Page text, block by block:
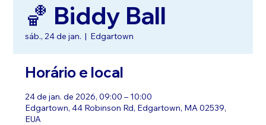
🏀 Biddy Ball
sáb., 24 de jan.
  |
Edgartown
Horário e local
24 de jan. de 2026, 09:00 – 10:00
Edgartown, 44 Robinson Rd, Edgartown, MA 02539,
EUA